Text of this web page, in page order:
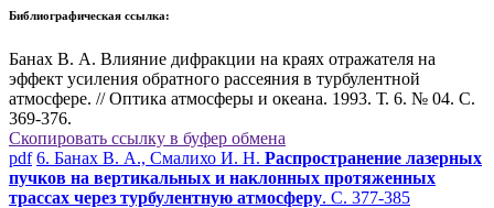
Библиографическая ссылка:
Банах В. А. Влияние дифракции на краях отражателя на
эффект усиления обратного рассеяния в турбулентной
атмосфере. // Оптика атмосферы и океана. 1993. Т. 6. № 04. С.
369-376.
Скопировать ссылку в буфер обмена
pdf 6. Банах В. А., Смалихо И. Н. Распространение лазерных
пучков на вертикальных и наклонных протяженных
трассах через турбулентную атмосферу. С. 377-385